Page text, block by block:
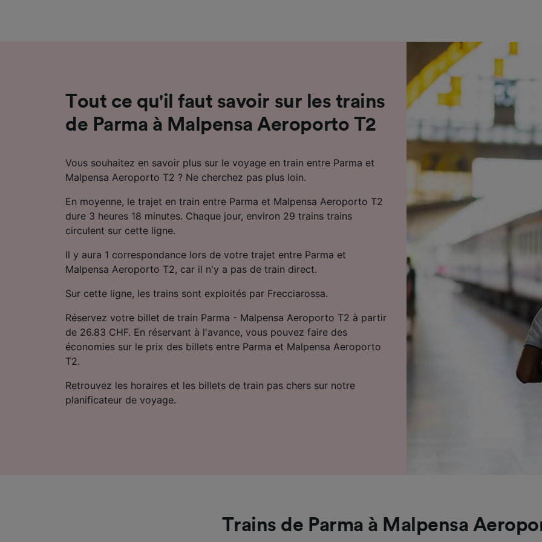
Tout ce qu'il faut savoir sur les trains
de Parma à Malpensa Aeroporto T2
Vous souhaitez en savoir plus sur le voyage en train entre Parma et
Malpensa Aeroporto T2 ? Ne cherchez pas plus loin.
En moyenne, le trajet en train entre Parma et Malpensa Aeroporto T2
dure 3 heures 18 minutes. Chaque jour, environ 29 trains trains
circulent sur cette ligne.
Il y aura 1 correspondance lors de votre trajet entre Parma et
Malpensa Aeroporto T2, car il n'y a pas de train direct.
Sur cette ligne, les trains sont exploités par Frecciarossa.
Réservez votre billet de train Parma - Malpensa Aeroporto T2 à partir
de 26.83 CHF. En réservant à l'avance, vous pouvez faire des
économies sur le prix des billets entre Parma et Malpensa Aeroporto
T2.
Retrouvez les horaires et les billets de train pas chers sur notre
planificateur de voyage.
Trains de Parma à Malpensa